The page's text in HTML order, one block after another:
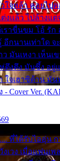
ใจหล้า คอยไป
งแล้ว ไปล้างแ
ราขื่นขม โอ้ รัก
อีกนานเท่าใด จ
ว มันเหงา เห็น
ตึงตึง มันซึ้ง อยู่
ใจเฮาซิด้าน มั
Cover Ver.
ที่ได้รับไออุ่น
เวง เมื่อแฟนเพ